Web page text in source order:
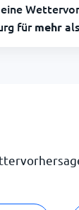
fürmehr